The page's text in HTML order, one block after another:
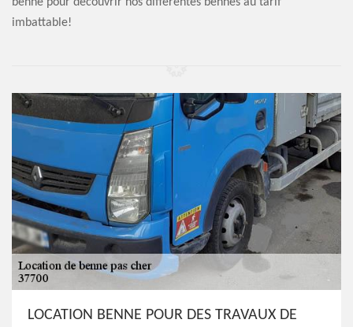
imbattable!
LOCATION BENNE POUR DES TRAVAUX DE